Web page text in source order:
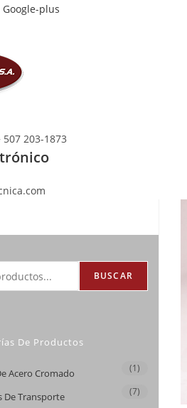
Google-plus
203-1873
BUSCAR
De Productos
Acero Cromado (1)
De Transporte (7)